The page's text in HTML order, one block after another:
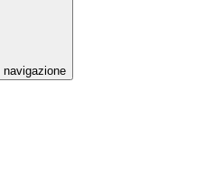
navigazione